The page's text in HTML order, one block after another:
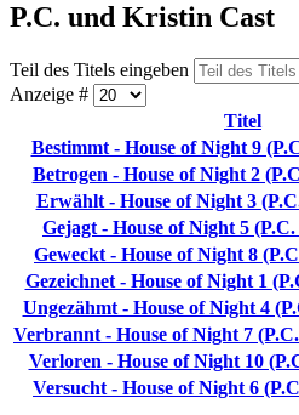
P.C. und Kristin Cast
Teil des Titels eingeben
Anzeige #
Titel
Bestimmt - House of Night 9
Betrogen - House of Night 2
Erwählt - House of Night 3
Gejagt - House of Night 5
Geweckt - House of Night 8
Gezeichnet - House of Night 1
Ungezähmt - House of Night 4
Verbrannt - House of Night 7
Verloren - House of Night 10
Versucht - House of Night 6